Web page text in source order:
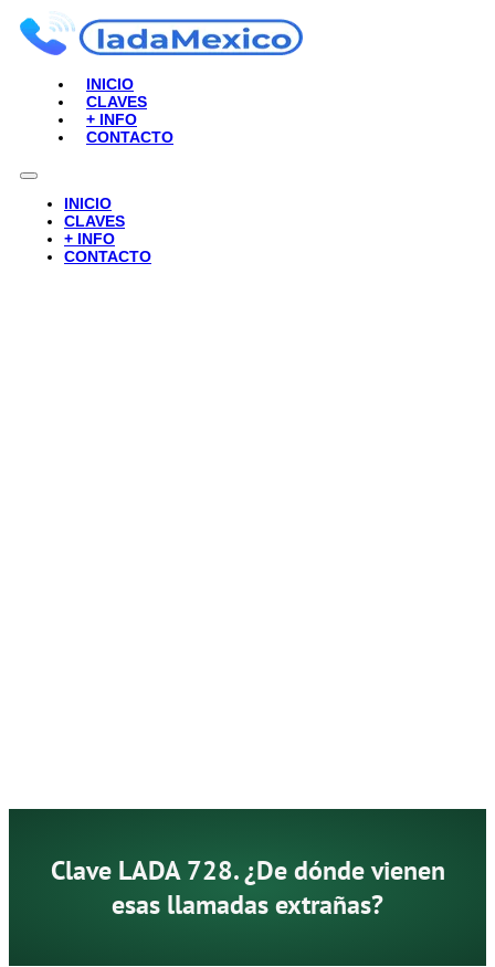
INICIO
CLAVES
+ INFO
CONTACTO
INICIO
CLAVES
+ INFO
CONTACTO
Clave LADA 728. ¿De dónde vienen
esas llamadas extrañas?